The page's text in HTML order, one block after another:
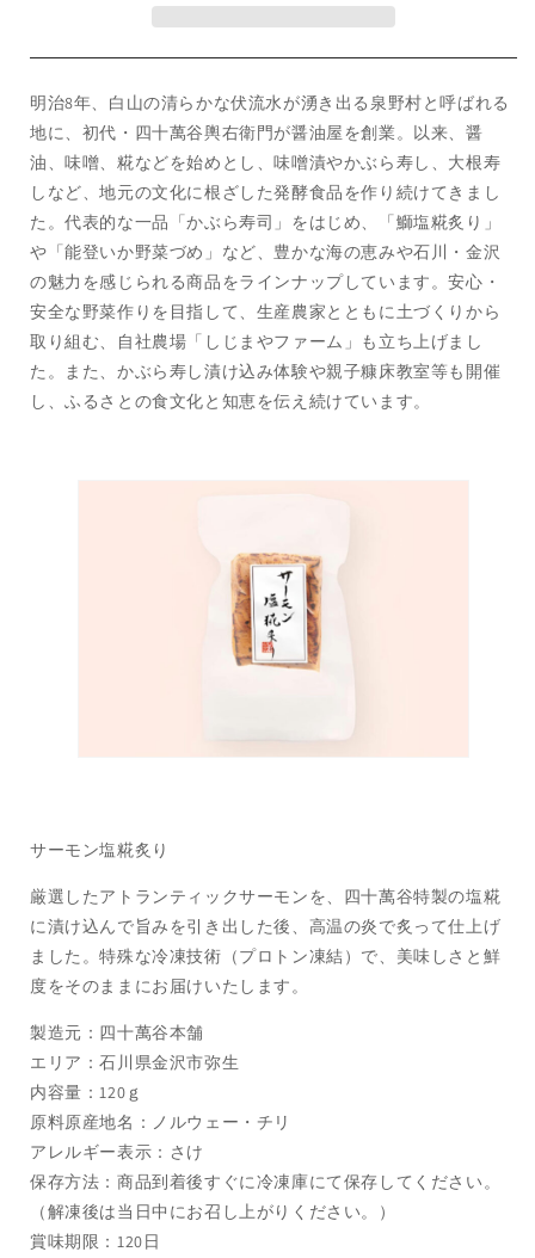
を
減
ら
す
を
増
や
す
明治8年、白山の清らかな伏流水が湧き出る泉野村と呼ばれる
地に、初代・四十萬谷輿右衛門が醤油屋を創業。以来、醤
油、味噌、糀などを始めとし、味噌漬やかぶら寿し、大根寿
しなど、地元の文化に根ざした発酵食品を作り続けてきまし
た。代表的な一品「かぶら寿司」をはじめ、「鰤塩糀炙り」
や「能登いか野菜づめ」など、豊かな海の恵みや石川・金沢
の魅力を感じられる商品をラインナップしています。安心・
安全な野菜作りを目指して、生産農家とともに土づくりから
取り組む、自社農場「しじまやファーム」も立ち上げまし
た。また、かぶら寿し漬け込み体験や親子糠床教室等も開催
し、ふるさとの食文化と知恵を伝え続けています。
サーモン塩糀炙り
厳選したアトランティックサーモンを、四十萬谷特製の塩糀
に漬け込んで旨みを引き出した後、高温の炎で炙って仕上げ
ました。特殊な冷凍技術（プロトン凍結）で、美味しさと鮮
度をそのままにお届けいたします。
製造元：四十萬谷本舗
エリア：石川県金沢市弥生
内容量：120ｇ
原料原産地名：ノルウェー・チリ
アレルギー表示：さけ
保存方法：商品到着後すぐに冷凍庫にて保存してください。
（解凍後は当日中にお召し上がりください。）
賞味期限：120日